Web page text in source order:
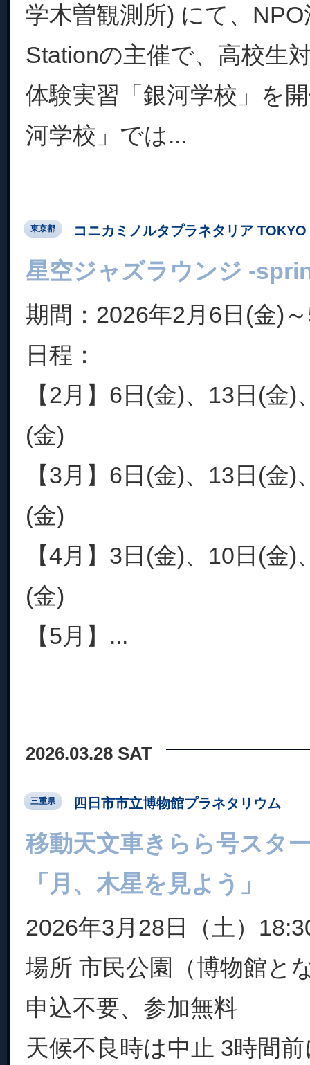
学木曽観測所) にて、
Stationの主催で、高校生
体験実習「銀河学校」を
河学校」では...
東京都 コニカミノルタプラネタリア TOKYO
星空ジャズラウンジ -
期間：2026年2月6日(金)
日程：
【2月】6日(金)、13日(金
(金)
【3月】6日(金)、13日(金
(金)
【4月】3日(金)、10日(金
(金)
【5月】...
2026.03.28 SAT
三重県 四日市市立博物館プラネタリウム
移動天文車きらら号スタ
「月、木星を見よう」
2026年3月28日（土）
場所 市民公園（博物館と
申込不要、参加無料
天候不良時は中止 3時間